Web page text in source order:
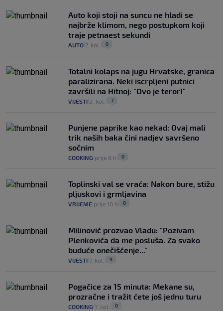
Auto koji stoji na suncu ne hladi se
najbrže klimom, nego postupkom koji
traje petnaest sekundi
AUTO 7. kol. 0
Totalni kolaps na jugu Hrvatske, granica
paralizirana. Neki iscrpljeni putnici
završili na Hitnoj: "Ovo je teror!"
VIJESTI 2. kol. 7
Punjene paprike kao nekad: Ovaj mali
trik naših baka čini nadjev savršeno
sočnim
COOKING prije 6 h 0
Toplinski val se vraća: Nakon bure, stižu
pljuskovi i grmljavina
VRIJEME prije 10 h 0
Milinović prozvao Vladu: "Pozivam
Plenkovića da me posluša. Za svako
buduće onečišćenje..."
VIJESTI 7. kol. 9
Pogačice za 15 minuta: Mekane su,
prozračne i tražit ćete još jednu turu
COOKING 7. kol. 0